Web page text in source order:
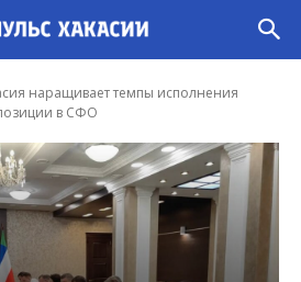
наращивает темпы исполнения
в СФО